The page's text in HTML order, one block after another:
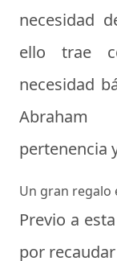
necesidad
ello trae
necesidad
pertenencia
Un gran regalo
Previo a
por